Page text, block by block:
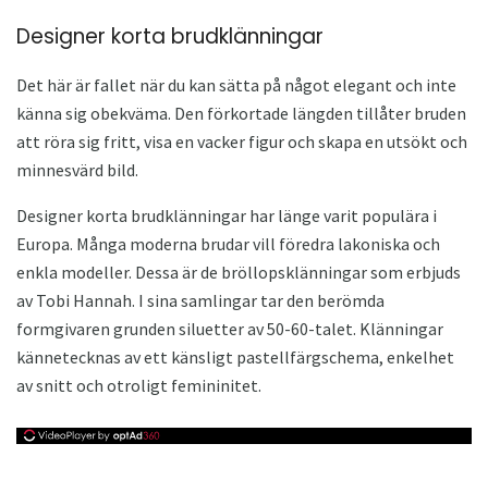
Designer korta brudklänningar
Det här är fallet när du kan sätta på något elegant och inte
känna sig obekväma. Den förkortade längden tillåter bruden
att röra sig fritt, visa en vacker figur och skapa en utsökt och
minnesvärd bild.
Designer korta brudklänningar har länge varit populära i
Europa. Många moderna brudar vill föredra lakoniska och
enkla modeller. Dessa är de bröllopsklänningar som erbjuds
av Tobi Hannah. I sina samlingar tar den berömda
formgivaren grunden siluetter av 50-60-talet. Klänningar
kännetecknas av ett känsligt pastellfärgschema, enkelhet
av snitt och otroligt femininitet.